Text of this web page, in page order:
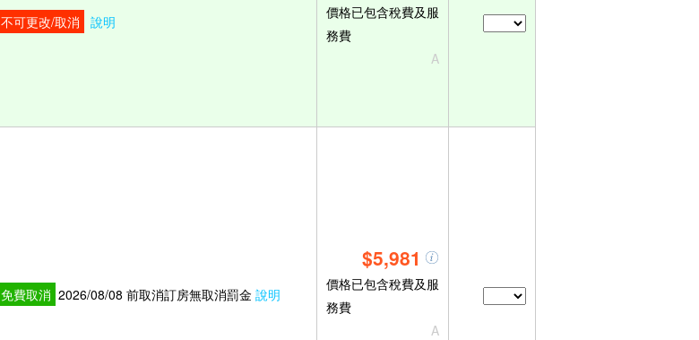
不可更改/取消 說明
價格已包含稅費及服
務費
A
免費取消 2026/08/08 前取消訂房無取消罰金 說明
$5,981
價格已包含稅費及服
務費
A